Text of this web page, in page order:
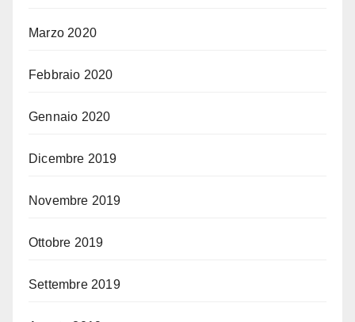
Marzo 2020
Febbraio 2020
Gennaio 2020
Dicembre 2019
Novembre 2019
Ottobre 2019
Settembre 2019